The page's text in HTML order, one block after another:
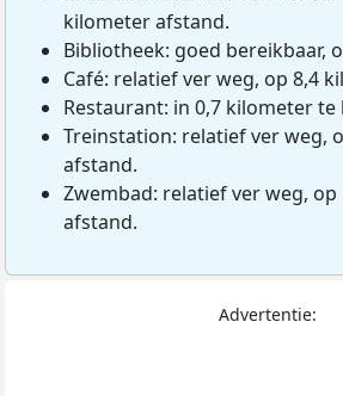
kilometer afstand.
Bibliotheek: goed bereikbaar,
Café: relatief ver weg, op 8,4
Restaurant: in 0,7 kilometer te
Treinstation: relatief ver weg,
afstand.
Zwembad: relatief ver weg,
afstand.
Advertentie: